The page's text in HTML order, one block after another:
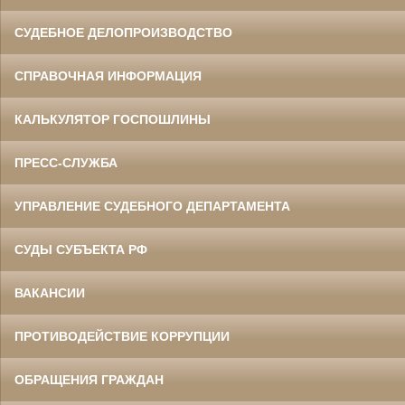
СУДЕБНОЕ ДЕЛОПРОИЗВОДСТВО
СПРАВОЧНАЯ ИНФОРМАЦИЯ
КАЛЬКУЛЯТОР ГОСПОШЛИНЫ
ПРЕСС-СЛУЖБА
УПРАВЛЕНИЕ СУДЕБНОГО ДЕПАРТАМЕНТА
СУДЫ СУБЪЕКТА РФ
ВАКАНСИИ
ПРОТИВОДЕЙСТВИЕ КОРРУПЦИИ
ОБРАЩЕНИЯ ГРАЖДАН